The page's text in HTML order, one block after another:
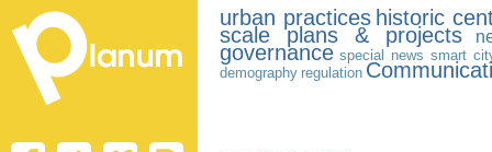
urban practices historic
scale plans & projects
governance special news smart
demography regulation